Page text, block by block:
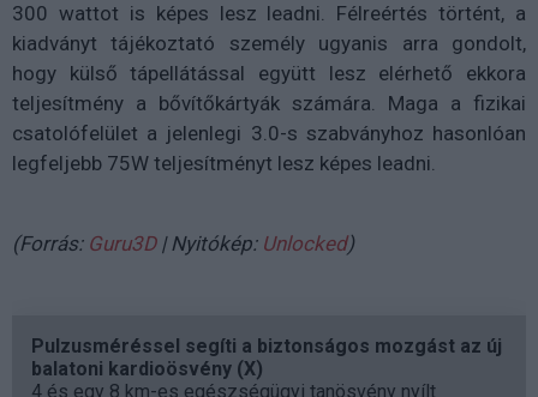
300 wattot is képes lesz leadni. Félreértés történt, a
kiadványt tájékoztató személy ugyanis arra gondolt,
hogy külső tápellátással együtt lesz elérhető ekkora
teljesítmény a bővítőkártyák számára. Maga a fizikai
csatolófelület a jelenlegi 3.0-s szabványhoz hasonlóan
legfeljebb 75W teljesítményt lesz képes leadni.
(Forrás: Guru3D| Nyitókép: Unlocked)
Pulzusméréssel segíti a biztonságos mozgást az új
balatoni kardioösvény (X)
4 és egy 8 km-es egészségügyi tanösvény nyílt